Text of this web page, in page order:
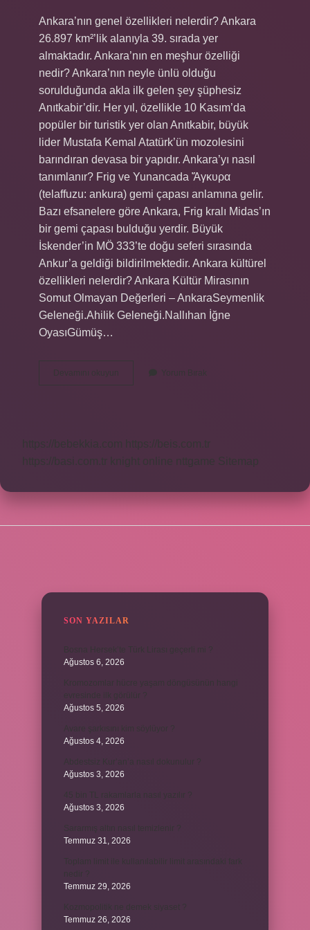
Ankara’nın genel özellikleri nelerdir? Ankara
26.897 km²’lik alanıyla 39. sırada yer
almaktadır. Ankara’nın en meşhur özelliği
nedir? Ankara’nın neyle ünlü olduğu
sorulduğunda akla ilk gelen şey şüphesiz
Anıtkabir’dir. Her yıl, özellikle 10 Kasım’da
popüler bir turistik yer olan Anıtkabir, büyük
lider Mustafa Kemal Atatürk’ün mozolesini
barındıran devasa bir yapıdır. Ankara’yı nasıl
tanımlanır? Frig ve Yunancada Ἄγκυρα
(telaffuzu: ankura) gemi çapası anlamına gelir.
Bazı efsanelere göre Ankara, Frig kralı Midas’ın
bir gemi çapası bulduğu yerdir. Büyük
İskender’in MÖ 333’te doğu seferi sırasında
Ankur’a geldiği bildirilmektedir. Ankara kültürel
özellikleri nelerdir? Ankara Kültür Mirasının
Somut Olmayan Değerleri – AnkaraSeymenlik
Geleneği.Ahilik Geleneği.Nallıhan İğne
OyasıGümüş…
Devamını okuyun
Ankaranın
Belirgin
Yorum Bırak
https://bebekkia.com
https://beis.com.tr
https://basi.com.tr
knight online nttgame Sitemap
SON YAZILAR
Ağustos 6, 2026
Ağustos 5, 2026
Ağustos 4, 2026
Ağustos 3, 2026
Ağustos 3, 2026
Temmuz 31, 2026
Temmuz 29, 2026
Temmuz 26, 2026